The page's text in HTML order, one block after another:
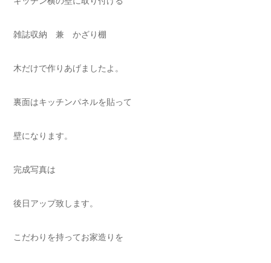
雑誌収納 兼 かざり棚
木だけで作りあげましたよ。
裏面はキッチンパネルを貼って
壁になります。
完成写真は
後日アップ致します。
こだわりを持ってお家造りを